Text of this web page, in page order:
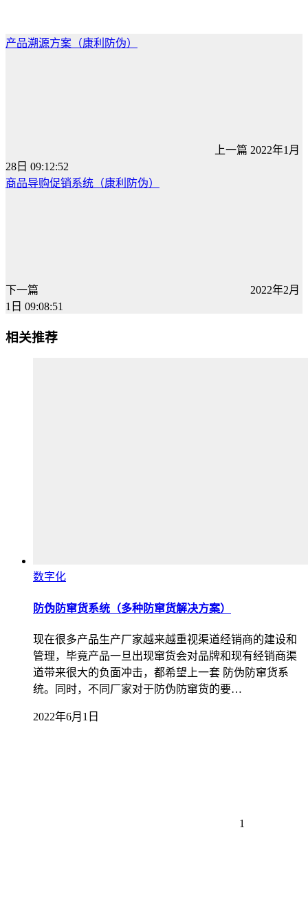
产品溯源方案（康利防伪）
上一篇 2022年1月
28日 09:12:52
商品导购促销系统（康利防伪）
下一篇
2022年2月
1日 09:08:51
相关推荐
数字化
防伪防窜货系统（多种防窜货解决方案）
现在很多产品生产厂家越来越重视渠道经销商的建设和
管理，毕竟产品一旦出现窜货会对品牌和现有经销商渠
道带来很大的负面冲击，都希望上一套 防伪防窜货系
统。同时，不同厂家对于防伪防窜货的要…
2022年6月1日
1